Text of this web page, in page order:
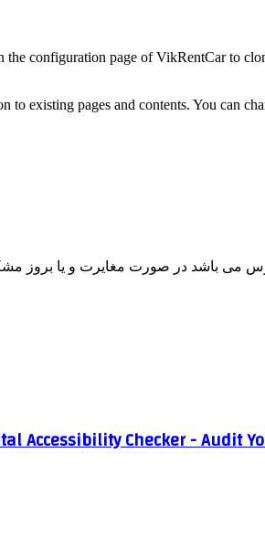
the configuration page of VikRentCar to
to existing pages and contents. You can
می باشد در صورت مغایرت و یا بروز
Checker - Audit